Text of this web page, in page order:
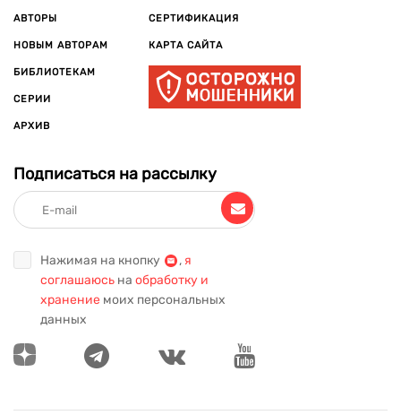
АВТОРЫ
НОВЫМ АВТОРАМ
БИБЛИОТЕКАМ
СЕРИИ
АРХИВ
СЕРТИФИКАЦИЯ
КАРТА САЙТА
Подписаться на рассылку
Нажимая на кнопку , я
соглашаюсь на обработку и
хранение моих персональных
данных